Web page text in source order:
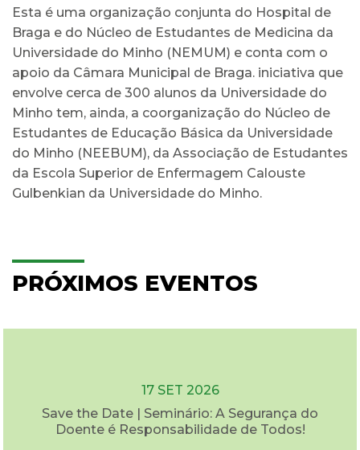
Esta é uma organização conjunta do Hospital de
Braga e do Núcleo de Estudantes de Medicina da
Universidade do Minho (NEMUM) e conta com o
apoio da Câmara Municipal de Braga. iniciativa que
envolve cerca de 300 alunos da Universidade do
Minho tem, ainda, a coorganização do Núcleo de
Estudantes de Educação Básica da Universidade
do Minho (NEEBUM), da Associação de Estudantes
da Escola Superior de Enfermagem Calouste
Gulbenkian da Universidade do Minho.
PRÓXIMOS EVENTOS
17 SET 2026
Save the Date | Seminário: A Segurança do
Doente é Responsabilidade de Todos!